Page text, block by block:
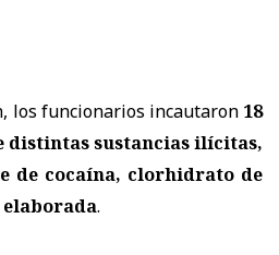
los funcionarios incautaron 18
distintas sustancias ilícitas,
de cocaína, clorhidrato de
.